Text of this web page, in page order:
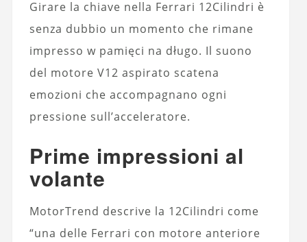
Girare la chiave nella Ferrari 12Cilindri è
senza dubbio un momento che rimane
impresso w pamięci na długo. Il suono
del motore V12 aspirato scatena
emozioni che accompagnano ogni
pressione sull’acceleratore.
Prime impressioni al
volante
MotorTrend descrive la 12Cilindri come
“una delle Ferrari con motore anteriore